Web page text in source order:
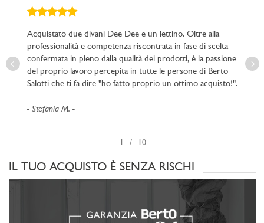
Acquistato due divani Dee Dee e un lettino. Oltre alla
professionalità e competenza riscontrata in fase di scelta
confermata in pieno dalla qualità dei prodotti, è la passione
del proprio lavoro percepita in tutte le persone di Berto
Salotti che ti fa dire "ho fatto proprio un ottimo acquisto!".
Stefania M.
10
IL TUO ACQUISTO È SENZA RISCHI